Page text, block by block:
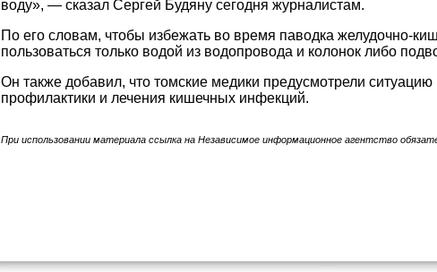
воду», — сказал Сергей Будяну сегодня журналистам.
По его словам, чтобы избежать во время паводка желудочно-
пользоваться только водой из водопровода и колонок либо
Он также добавил, что томские медики предусмотрели
профилактики и лечения кишечных инфекций.
При использовании материала ссылка на Независимое информационное агентство